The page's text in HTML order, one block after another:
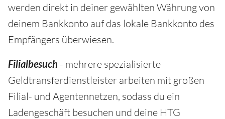
werden direkt in deiner gewählten Währung von
deinem Bankkonto auf das lokale Bankkonto des
Empfängers überwiesen.
Filialbesuch - mehrere spezialisierte
Geldtransferdienstleister arbeiten mit großen
Filial- und Agentennetzen, sodass du ein
Ladengeschäft besuchen und deine HTG